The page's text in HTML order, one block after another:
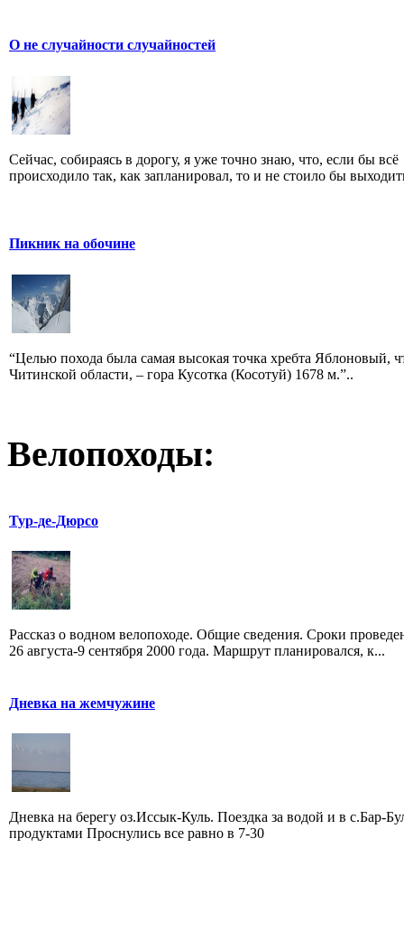
О не случайности случайностей
Сейчас, собираясь в дорогу, я уже точно знаю, что, если бы всё
происходило так, как запланировал, то и не стоило бы
Пикник на обочине
“Целью похода была самая высокая точка хребта Яблоновый,
Читинской области, – гора Кусотка (Косотуй) 1678 м.”..
Велопоходы:
Тур-де-Дюрсо
Рассказ о водном велопоходе. Общие сведения. Сроки
26 августа-9 сентября 2000 года. Маршрут планировался, к...
Дневка на жемчужине
Дневка на берегу оз.Иссык-Куль. Поездка за водой и в с.Бар-
продуктами Проснулись все равно в 7-30